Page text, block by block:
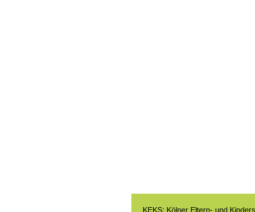
KEKS: Kölner Eltern- und